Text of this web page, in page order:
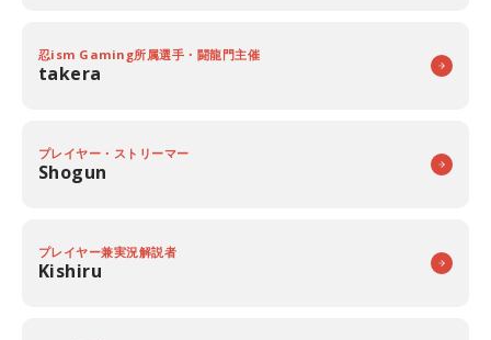
忍ism Gaming所属選手・闘龍門主催
takera
プレイヤー・ストリーマー
Shogun
プレイヤー兼実況解説者
Kishiru